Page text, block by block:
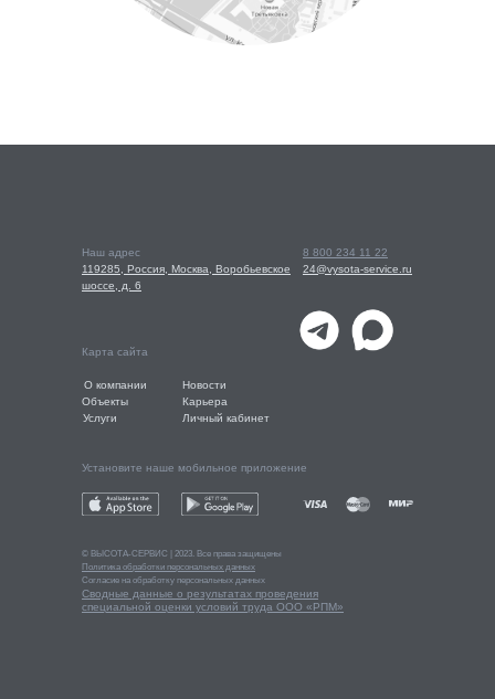
Наш адрес
8 800 234 11 22
24@vysota-service.ru
Установите наше мобильное приложение
Карта сайта
О компании
Объекты
Услуги
Новости
Карьера
Личный кабинет
© ВЫСОТА-СEРВИС | 2023. Все права защищены
Политика обработки персональных данных
Согласие на обработку персональных данных
119285, Россия, Москва, Воробьевское
шоссе, д. 6
Сводные данные о результатах проведения
специальной оценки условий труда ООО «РПМ»